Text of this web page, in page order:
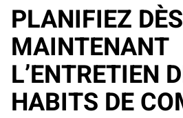
PLANIFIEZ DÈS
MAINTENANT
L’ENTRETIEN
HABITS DE